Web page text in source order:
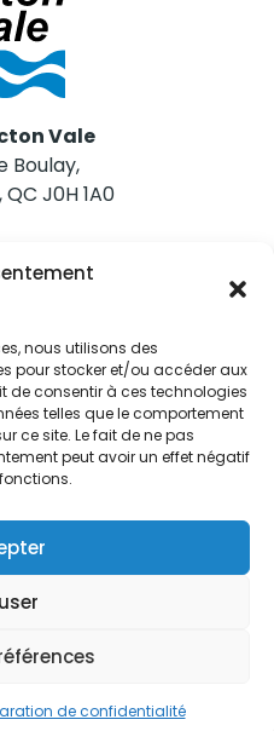
nous utilisons des
pour stocker et/ou accéder aux
de consentir à ces technologies
telles que le comportement
ce site. Le fait de ne pas
peut avoir un effet négatif
de confidentialité
Vale
Boulay,
J0H 1A0
2703
municipales
de cookies